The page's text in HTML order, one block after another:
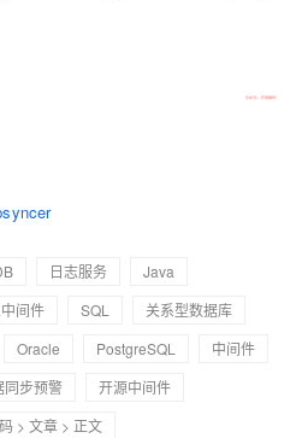
日志服务
Java
间件 SQL
关系型数据库
Oracle PostgreSQL
中间件
同步预警
开源中间件
> 文章 > 正文